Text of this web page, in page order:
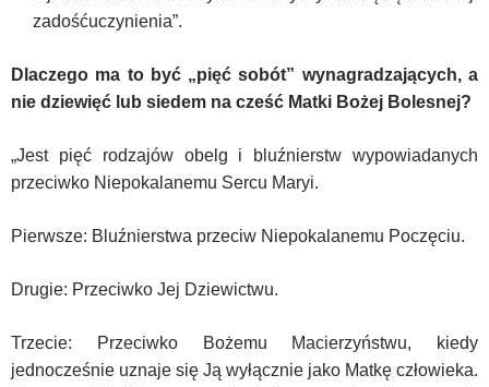
zadośćuczynienia”.
Dlaczego ma to być „pięć sobót” wynagradzających, a
nie dziewięć lub siedem na cześć Matki Bożej Bolesnej?
„Jest pięć rodzajów obelg i bluźnierstw wypowiadanych
przeciwko Niepokalanemu Sercu Maryi.
Pierwsze: Bluźnierstwa przeciw Niepokalanemu Poczęciu.
Drugie: Przeciwko Jej Dziewictwu.
Trzecie: Przeciwko Bożemu Macierzyństwu, kiedy
jednocześnie uznaje się Ją wyłącznie jako Matkę człowieka.